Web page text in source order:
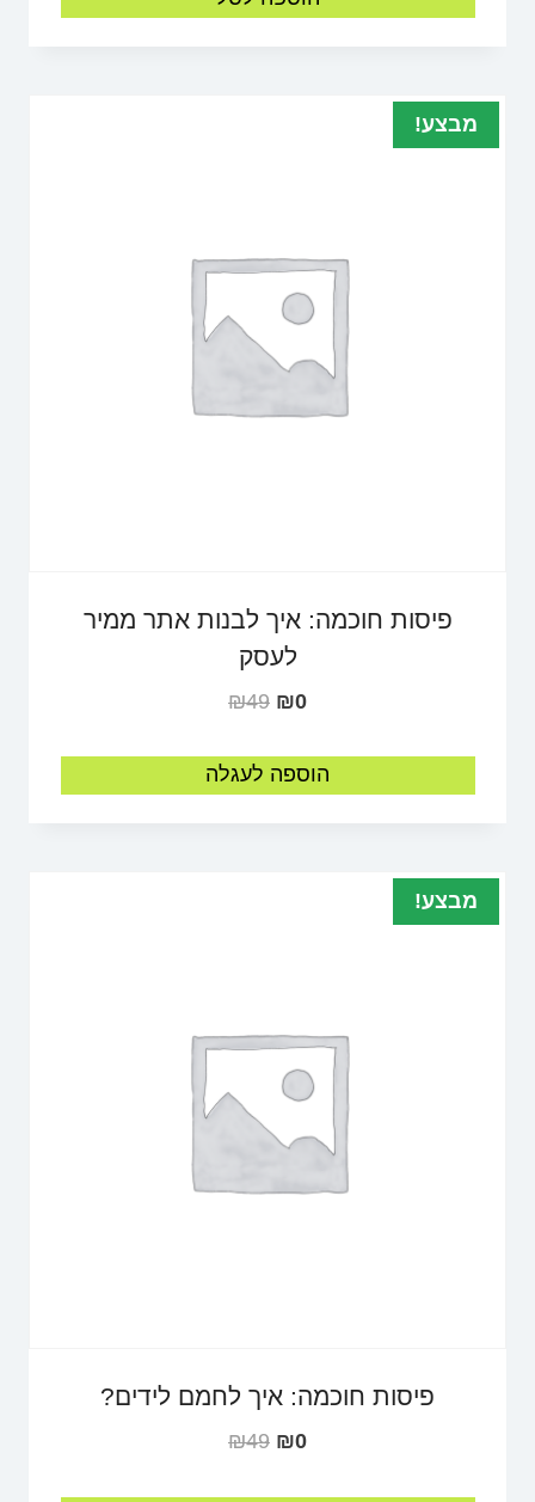
מבצע!
פיסות חוכמה: איך לבנות אתר ממיר
לעסק
₪49 ₪0
הוספה לעגלה
מבצע!
פיסות חוכמה: איך לחמם לידים?
₪49 ₪0